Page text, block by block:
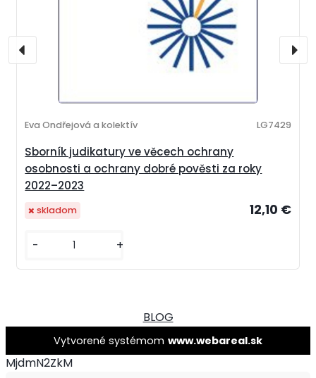
Sborník judikatury ve věcech ochrany
osobnosti a ochrany dobré pověsti za roky
2022–2023
Eva Ondřejová a kolektív LG7429
12,10 €
- +
skladom
BLOG
Vytvorené systémom www.webareal.sk
MjdmN2ZkM